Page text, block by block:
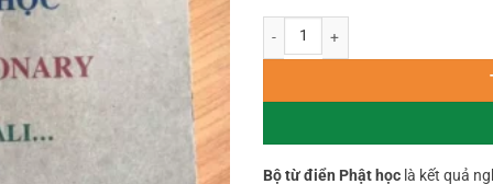
Bộ từ điển Phật học là kết quả